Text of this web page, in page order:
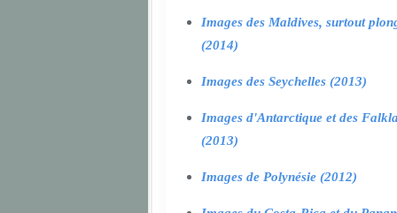
Images des Maldives, surtout
(2014)
Images des Seychelles (2013)
Images d'Antarctique et des
(2013)
Images de Polynésie (2012)